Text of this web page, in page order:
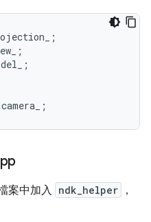
;
;
;
camera_ ;
案中加入 ndk_helper
，